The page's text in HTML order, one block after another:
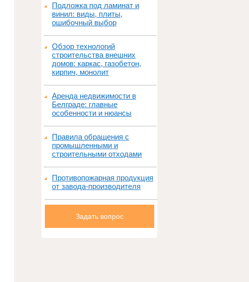
Подложка под ламинат и
винил: виды, плиты,
ошибочный выбор
Обзор технологий
строительства внешних
домов: каркас, газобетон,
кирпич, монолит
Аренда недвижимости в
Белграде: главные
особенности и нюансы
Правила обращения с
промышленными и
строительными отходами
Противопожарная продукция
от завода-производителя
Задать вопрос